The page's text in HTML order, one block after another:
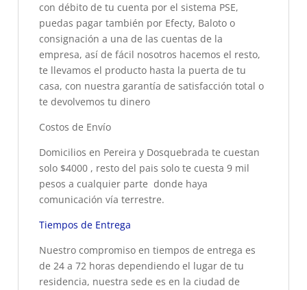
con débito de tu cuenta por el sistema PSE,
puedas pagar también por Efecty, Baloto o
consignación a una de las cuentas de la
empresa, así de fácil nosotros hacemos el resto,
te llevamos el producto hasta la puerta de tu
casa, con nuestra garantía de satisfacción total o
te devolvemos tu dinero
Costos de Envío
Domicilios en Pereira y Dosquebrada te cuestan
solo $4000 , resto del pais solo te cuesta 9 mil
pesos a cualquier parte donde haya
comunicación vía terrestre.
Tiempos de Entrega
Nuestro compromiso en tiempos de entrega es
de 24 a 72 horas dependiendo el lugar de tu
residencia, nuestra sede es en la ciudad de